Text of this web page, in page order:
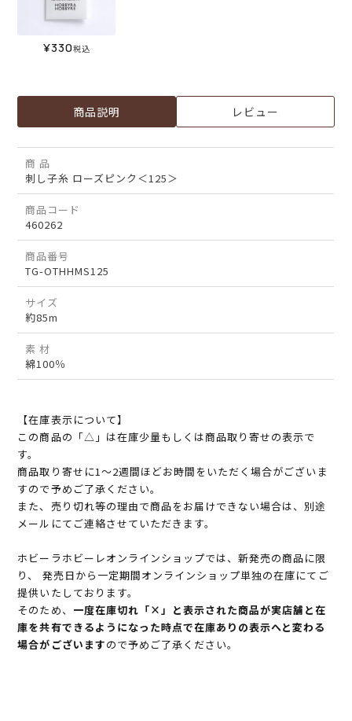
¥330税込
商品説明 レビュー
商 品
刺し子糸 ローズピンク＜125＞
商品コード
460262
商品番号
TG-OTHHMS125
サイズ
約85m
素 材
綿100％
【在庫表示について】
この商品の「△」は在庫少量もしくは商品取り寄せの表示で
す。
商品取り寄せに1～2週間ほどお時間をいただく場合がございま
すので予めご了承ください。
また、売り切れ等の理由で商品をお届けできない場合は、別途
メールにてご連絡させていただきます。
ホビーラホビーレオンラインショップでは、新発売の商品に限
り、 発売日から一定期間オンラインショップ単独の在庫にてご
提供いたしております。
そのため、 一度在庫切れ「×」と表示された商品が実店舗と在
庫を共有できるようになった時点で在庫ありの表示へと変わる
場合がございますので予めご了承ください。